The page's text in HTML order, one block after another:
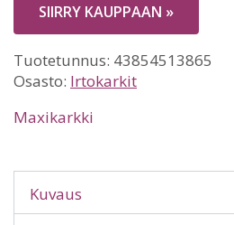
SIIRRY KAUPPAAN »
Tuotetunnus: 43854513865
Osasto: Irtokarkit
Maxikarkki
Kuvaus